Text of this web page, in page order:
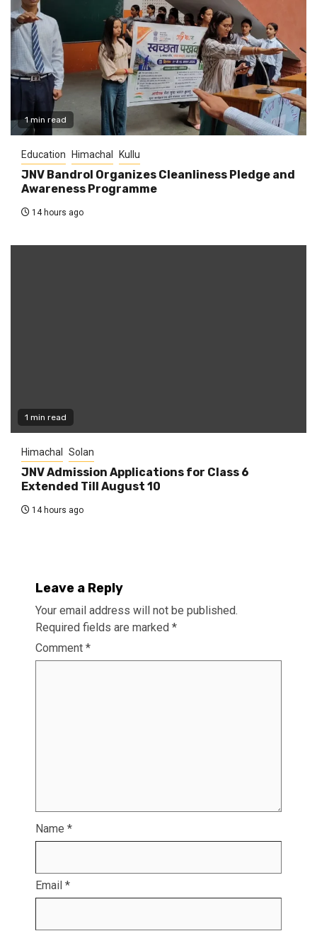
1 min read
Education Himachal Kullu
JNV Bandrol Organizes Cleanliness Pledge and
Awareness Programme
14 hours ago
1 min read
Himachal Solan
JNV Admission Applications for Class 6
Extended Till August 10
14 hours ago
Leave a Reply
Your email address will not be published.
Required fields are marked *
Comment *
Name *
Email *